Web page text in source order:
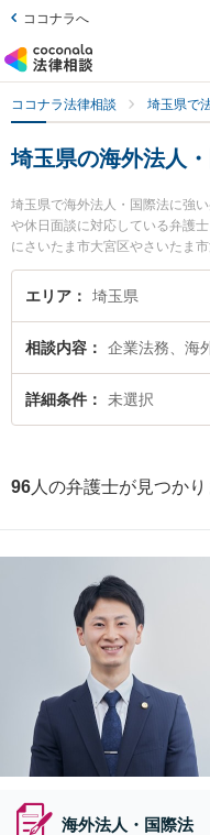
ココナラへ
ココナラ法律相談 埼玉県で
埼玉県の海外法人
埼玉県で海外法人・国際法に強
や休日面談に対応している弁護
にさいたま市大宮区やさいたま
り込めます。企業法務に関係す
ック、雇用契約書・就業規則作
タンス 大宮事務所の山本 晶彦
どが注目されています。『埼玉
トラブルを今すぐに弁護士に相
エリア 埼玉県
相談内容 企業法務、海
詳細条件 未選択
96 人の弁護士が見つかり
海外法人・国際法